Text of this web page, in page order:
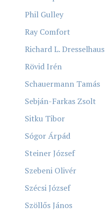
Phil Gulley
Ray Comfort
Richard L. Dresselhaus
Rövid Irén
Schauermann Tamás
Sebján-Farkas Zsolt
Sitku Tibor
Sógor Árpád
Steiner József
Szebeni Olivér
Szécsi József
Szöllős János